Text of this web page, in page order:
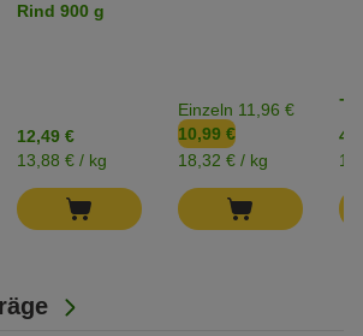
Rind 900 g
12,49 €
13,88 € / kg
Einzeln 11,96 €
10,99 €
18,32 € / kg
-